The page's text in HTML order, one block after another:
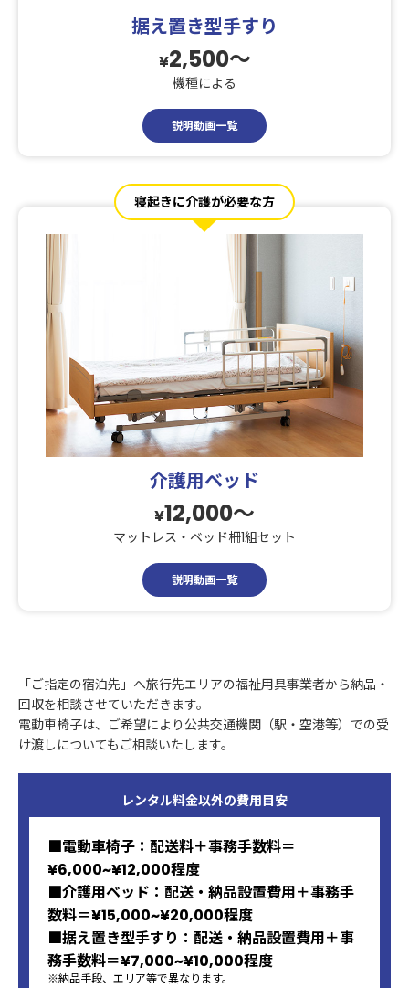
据え置き型手すり
¥2,500〜
機種による
説明動画一覧
寝起きに介護が必要な方
介護用ベッド
¥12,000〜
マットレス・ベッド柵1組セット
説明動画一覧
「ご指定の宿泊先」へ旅行先エリアの福祉用具事業者から納品・
回収を相談させていただきます。
電動車椅子は、ご希望により公共交通機関（駅・空港等）での受
け渡しについてもご相談いたします。
レンタル料金以外の費用目安
■電動車椅子：配送料＋事務手数料＝
¥6,000~¥12,000程度
■介護用ベッド：配送・納品設置費用＋事務手
数料＝¥15,000~¥20,000程度
■据え置き型手すり：配送・納品設置費用＋事
務手数料＝¥7,000~¥10,000程度
※納品手段、エリア等で異なります。